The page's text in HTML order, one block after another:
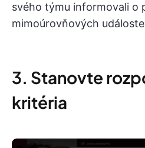
svého týmu informovali o
mimoúrovňových
3. Stanovte
kritéria